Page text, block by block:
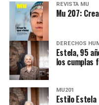
Década
mamá de Lucía
“Estamos como el día
REVISTA MU
Mu 207:
DERECHOS
Estela, 95
los cumplas
MU201
Estilo Estela